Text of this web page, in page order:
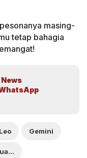
masing-
tetap bahagia
Leo Gemini
Karier dan Keuangan